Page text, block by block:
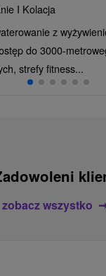
I Kolacja
z
do 3000-
strefy fitness...
zobacz wszystko